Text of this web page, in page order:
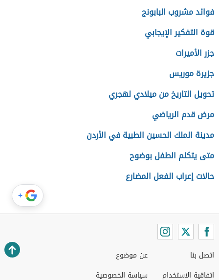
فوائد مشروب البابونج
قوة التفكير الإيجابي
جزر الأميرات
جزيرة موريس
تحويل التاريخ من ميلادي لهجري
مرض قدم الرياضي
مدينة الملك الحسين الطبية في الأردن
متى يتكلم الطفل بوضوح
حالات إعراب الفعل المضارع
اتصل بنا
اتفاقية الاستخدام
عن موضوع
سياسة الخصوصية
+